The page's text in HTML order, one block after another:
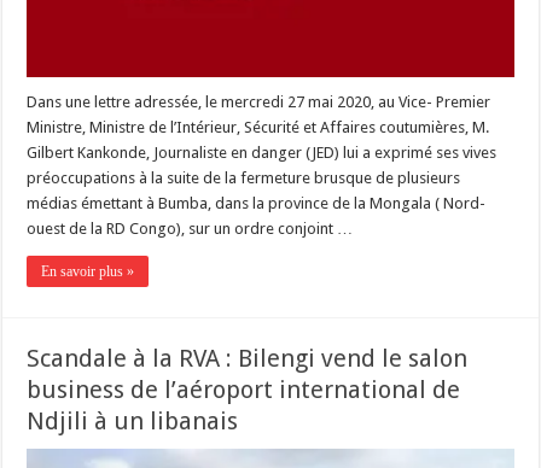
Dans une lettre adressée, le mercredi 27 mai 2020, au Vice- Premier
Ministre, Ministre de l’Intérieur, Sécurité et Affaires coutumières, M.
Gilbert Kankonde, Journaliste en danger (JED) lui a exprimé ses vives
préoccupations à la suite de la fermeture brusque de plusieurs
médias émettant à Bumba, dans la province de la Mongala ( Nord-
ouest de la RD Congo), sur un ordre conjoint …
En savoir plus »
Scandale à la RVA : Bilengi vend le salon
business de l’aéroport international de
Ndjili à un libanais